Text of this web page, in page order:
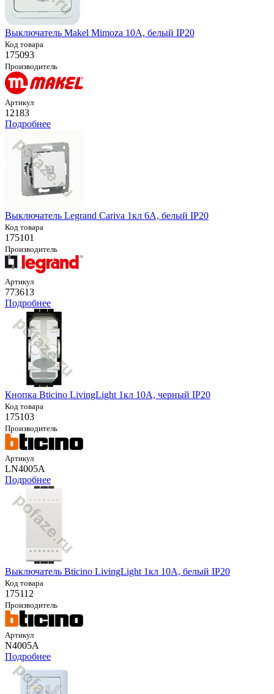
Выключатель Makel Mimoza 10А, белый IP20
Код товара
175093
Производитель
Артикул
12183
Подробнее
Выключатель Legrand Cariva 1кл 6А, белый IP20
Код товара
175101
Производитель
Артикул
773613
Подробнее
Кнопка Bticino LivingLight 1кл 10А, черный IP20
Код товара
175103
Производитель
Артикул
LN4005A
Подробнее
Выключатель Bticino LivingLight 1кл 10А, белый IP20
Код товара
175112
Производитель
Артикул
N4005A
Подробнее